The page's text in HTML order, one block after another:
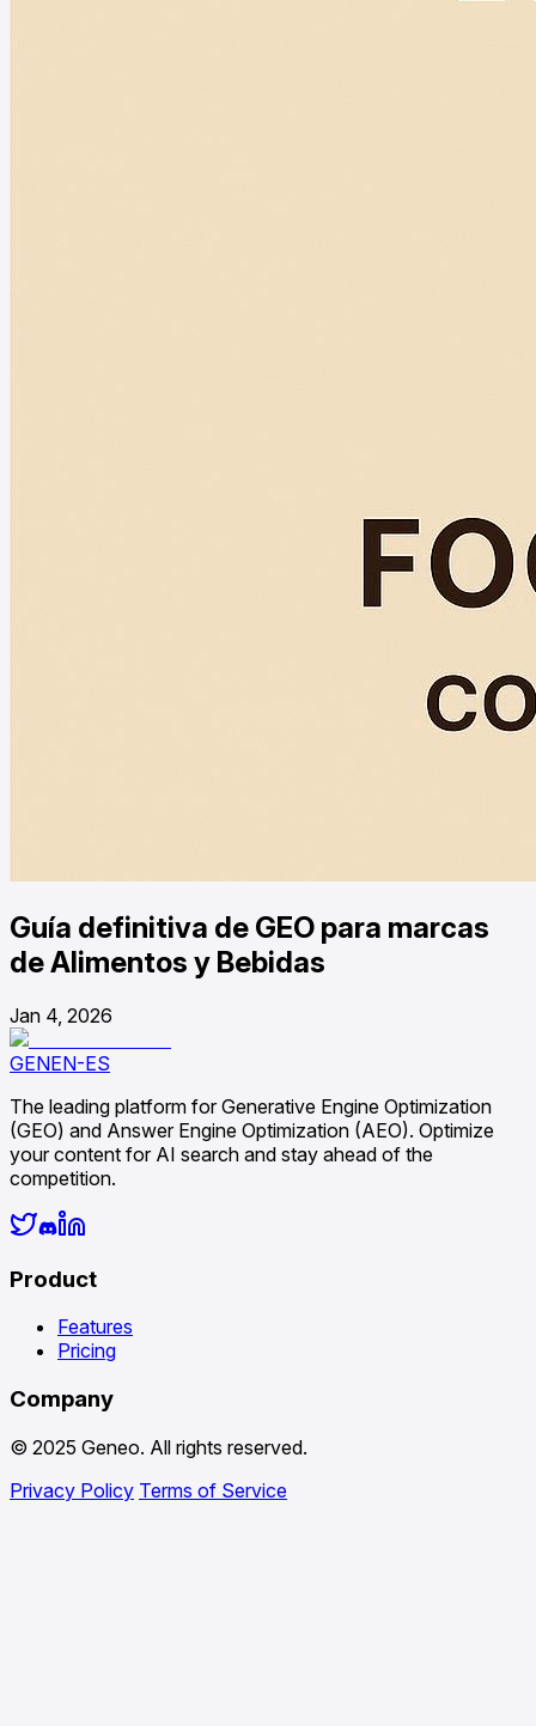
Guía definitiva de GEO para marcas
de Alimentos y Bebidas
Jan 4, 2026
GENEN-ES
The leading platform for Generative Engine Optimization
(GEO) and Answer Engine Optimization (AEO). Optimize
your content for AI search and stay ahead of the
competition.
Product
Features
Pricing
Company
© 2025 Geneo. All rights reserved.
Privacy Policy Terms of Service